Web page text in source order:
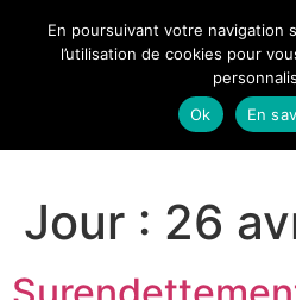
Jour : 26
En poursuivant votre navigation
l’utilisation de cookies pour
Ok
En